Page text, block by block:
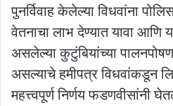
पुनर्विवाह केलेल्या विधवांना
वेतनाचा लाभ देण्यात यावा आणि
असलेल्या कुटुंबियांच्या
असल्याचे हमीपत्र विधवांकडून
महत्त्वपूर्ण निर्णय फडणवीसांनी